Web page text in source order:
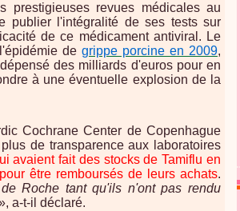
prestigieuses revues médicales au
publier l'intégralité de ses tests sur
de ce médicament antiviral. Le
de grippe porcine en 2009,
des milliards d'euros pour en
à une éventuelle explosion de la
Cochrane Center de Copenhague
de transparence aux laboratoires
avaient fait des stocks de Tamiflu en
être remboursés de leurs achats.
Roche tant qu'ils n'ont pas rendu
a-t-il déclaré.